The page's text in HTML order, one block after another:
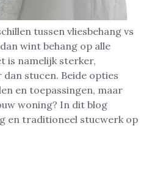
tussen vliesbehang vs
wint behang op alle
is namelijk sterker,
stucen. Beide opties
en toepassingen, maar
woning? In dit blog
en traditioneel stucwerk op